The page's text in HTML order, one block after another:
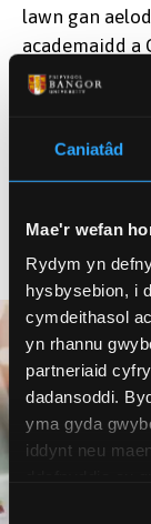
Caniatâd
Mae'r wefan
Rydym yn
hysbysebion, i
cymdeithasol
yn rhannu
partneriaid
dadansoddi.
yma gyda
iddynt neu
lawn gan
academaidd a
cysylltiadau
Pan fyddwch
annibynnol a